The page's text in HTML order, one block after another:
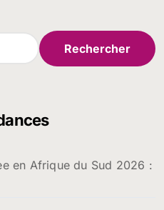
en Afrique du Sud 2026 :